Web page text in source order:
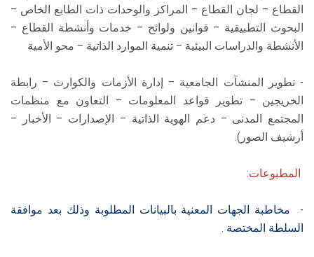
القطاع – لجان القطاع – المراكز والوحدات ذات الطابع الخاص –
البحوث التطبيقية – قوانين ولوائح – خدمات وأنشطة القطاع –
الأنشطة والدراسات البيئية – تنمية الموارد الذاتية – محو الأمية
- تطوير المنشآت الجامعية – إدارة الأزمات والكوارث – رابطة
الخريجين – تطوير قواعد المعلومات – التعاون مع منظمات
المجتمع المدنى – دعم الهوية الذاتية – الإصدارات – الأخبار –
أرشيف الصور).
المطبوعات:
-
مخاطبة الجهات المعنية بالبيانات المطلوبة وذلك بعد موافقة
السلطة المختصة .